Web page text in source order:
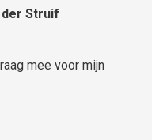
der Struif
mee voor mijn